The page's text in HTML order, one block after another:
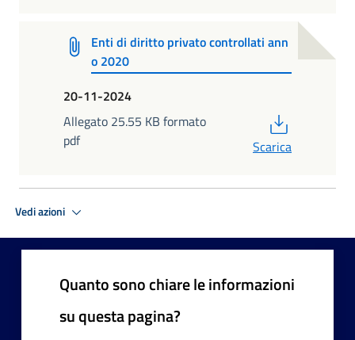
Enti di diritto privato controllati ann
o 2020
20-11-2024
Allegato 25.55 KB formato
pdf
Scarica
Vedi azioni
Quanto sono chiare le informazioni
su questa pagina?